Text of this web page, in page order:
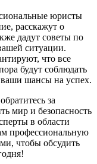
юристы
расскажут о
дадут советы по
ситуации.
что все
будут соблюдать
шансы на успех.
за
мир и безопасность
в области
профессиональную
чтобы обсудить